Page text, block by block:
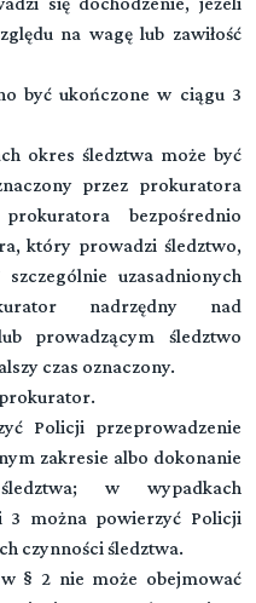
na wagę lub zawiłość
być ukończone w ciągu 3
okres śledztwa może być
przez prokuratora
bezpośrednio
który prowadzi śledztwo,
uzasadnionych
nadrzędny nad
prowadzącym śledztwo
czas oznaczony.
Policji przeprowadzenie
zakresie albo dokonanie
w wypadkach
można powierzyć Policji
czynności śledztwa.
§ 2 nie może obejmować